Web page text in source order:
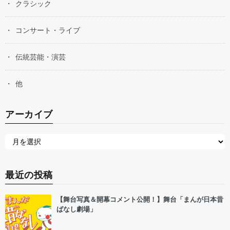
クラシック
コンサート・ライブ
伝統芸能・演芸
他
アーカイブ
最近の投稿
【舞台写真＆開幕コメント公開！】舞台「まんが日本昔
ばなし劇場」